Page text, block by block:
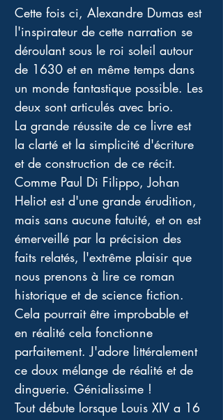
Cette fois ci, Alexandre Dumas est
l'inspirateur de cette narration se
déroulant sous le roi soleil autour
de 1630 et en même temps dans
un monde fantastique possible. Les
deux sont articulés avec brio.
La grande réussite de ce livre est
la clarté et la simplicité d'écriture
et de construction de ce récit.
Comme Paul Di Filippo, Johan
Heliot est d'une grande érudition,
mais sans aucune fatuité, et on est
émerveillé par la précision des
faits relatés, l'extrême plaisir que
nous prenons à lire ce roman
historique et de science fiction.
Cela pourrait être improbable et
en réalité cela fonctionne
parfaitement. J'adore littéralement
ce doux mélange de réalité et de
dinguerie. Génialissime !
Tout débute lorsque Louis XIV a 16